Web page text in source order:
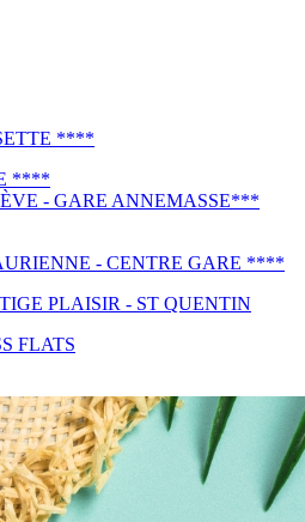
****
****
- GARE ANNEMASSE***
- CENTRE GARE ****
PLAISIR - ST QUENTIN
FLATS